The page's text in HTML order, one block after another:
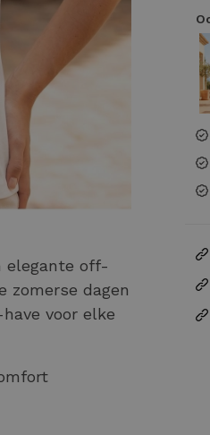
elegante off-
dagen
voor elke